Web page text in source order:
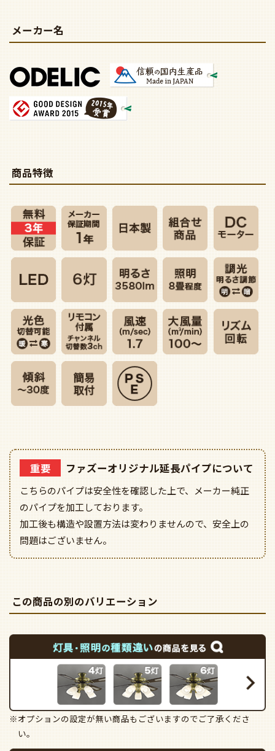
メーカー名
商品特徴
重要 ファズーオリジナル延長パイプについて
こちらのパイプは安全性を確認した上で、メーカー純正
のパイプを加工しております。
加工後も構造や設置方法は変わりませんので、安全上の
問題はございません。
この商品の別のバリエーション
※オプションの設定が無い商品もございますのでご了承くださ
い。